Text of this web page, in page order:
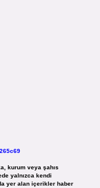
kurum veya şahıs
yalnızca kendi
yer alan içerikler haber